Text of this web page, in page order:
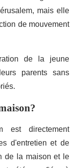
mais elle
de mouvement
de la jeune
parents sans
est directement
d'entretien et de
de la maison et le